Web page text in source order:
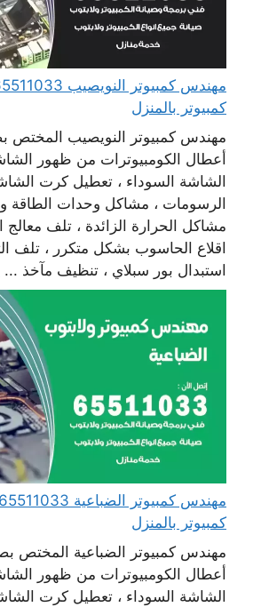
كمبيوتر بالمنزل
مهندس كمبيوتر النويصيب المختص
أعطال الكومبيوترات من ظهور
الشاشة السوداء ، تعطيل كرت
الرسومات ، مشاكل وحدات الطاقة و
مشاكل الحرارة الزائدة ، تلف معالج
اقلاع الحاسوب بشكل متكرر ، تلف
استبدال بور سبلاي ، تنظيف مآخذ ...
كمبيوتر بالمنزل
مهندس كمبيوتر الضباعية المختص
أعطال الكومبيوترات من ظهور
الشاشة السوداء ، تعطيل كرت